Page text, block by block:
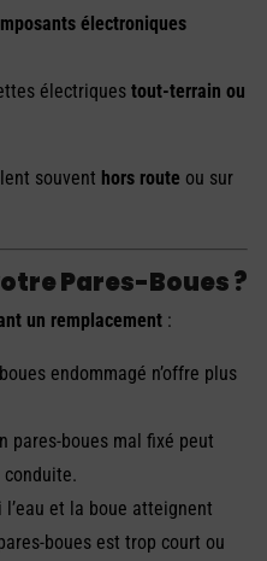
électroniques
électriques tout-terrain ou
souvent hors route ou sur
Pares-Boues ?
un remplacement :
endommagé n’offre plus
pares-boues mal fixé peut
l’eau et la boue atteignent
boues est trop court ou